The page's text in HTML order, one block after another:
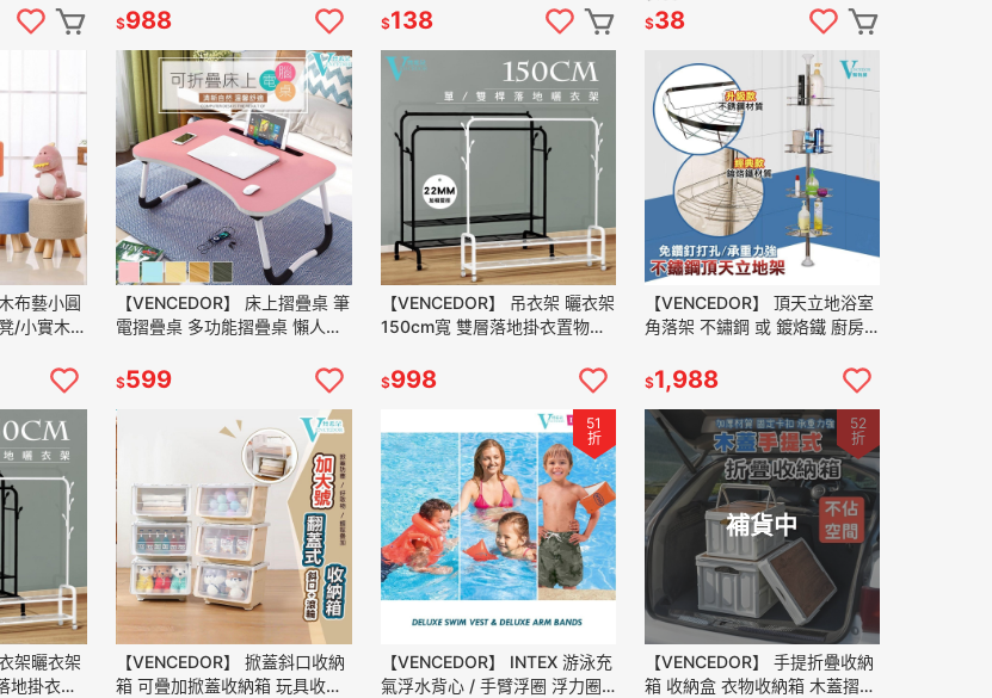
滿499免運
$988
499免運
$138
免運
$38
布藝小圓
/小實木
【VENCEDOR】 床上摺疊桌 筆
電摺疊桌 多功能摺疊桌 懶人桌
499免運
$599
【VENCEDOR】 吊衣架 曬衣架
150cm寬 雙層落地掛衣置物架-
滿499免運
$998
【VENCEDOR】 頂天立地浴室
角落架 不鏽鋼 或 鍍烙鐵 廚房
滿499免運
$1,988
架曬衣架
掛衣架-
【VENCEDOR】 掀蓋斜口收納
箱 可疊加掀蓋收納箱 玩具收納
51
折
【VENCEDOR】 INTEX 游泳充
氣浮水背心 / 手臂浮圈 浮力圈
補貨中
52
折
【VENCEDOR】 手提折疉收納
箱 收納盒 衣物收納箱 木蓋摺疊